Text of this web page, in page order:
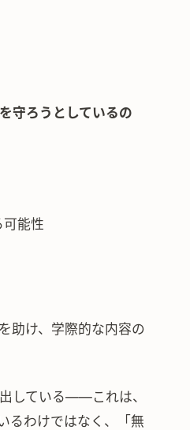
守ろうとしているの
可能性
助け、学際的な内容の
している——これは、
るわけではなく、「無